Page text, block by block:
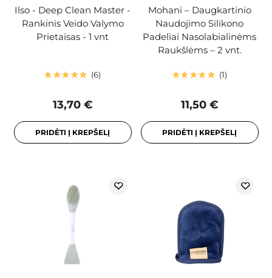
Ilso - Deep Clean Master -
Rankinis Veido Valymo
Prietaisas - 1 vnt
6
13,70 €
PRIDĖTI Į KREPŠELĮ
Mohani – Daugkartinio
Naudojimo Silikono
Padeliai Nasolabialinėms
Raukšlėms – 2 vnt.
1
11,50 €
PRIDĖTI Į KREPŠELĮ